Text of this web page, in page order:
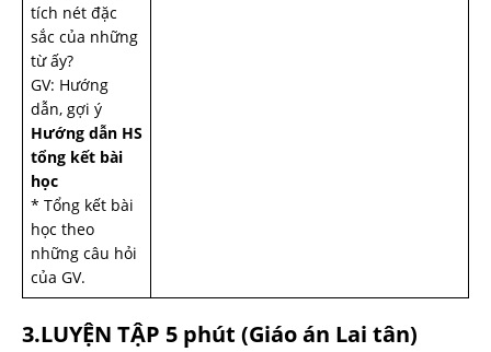
tích nét đặc
sắc của những
từ ấy?
GV: Hướng
dẫn, gợi ý
Hướng dẫn HS
tổng kết bài
học
* Tổng kết bài
học theo
những câu hỏi
của GV.
3.LUYỆN TẬP 5 phút (Giáo án Lai tân)